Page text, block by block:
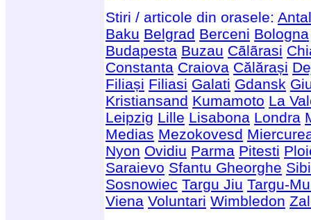
Stiri / articole din orasele:
Baku Belgrad Berceni Bologna
Budapesta Buzau Cãlãrasi
Constanta Craiova Călărași
Filiași Filiasi Galati Gdansk
Kristiansand Kumamoto La
Leipzig Lille Lisabona Londra
Medias Mezokovesd
Nyon Ovidiu Parma Pitesti
Saraievo Sfantu Gheorghe
Sosnowiec Targu Jiu Targu-
Viena Voluntari Wimbledon